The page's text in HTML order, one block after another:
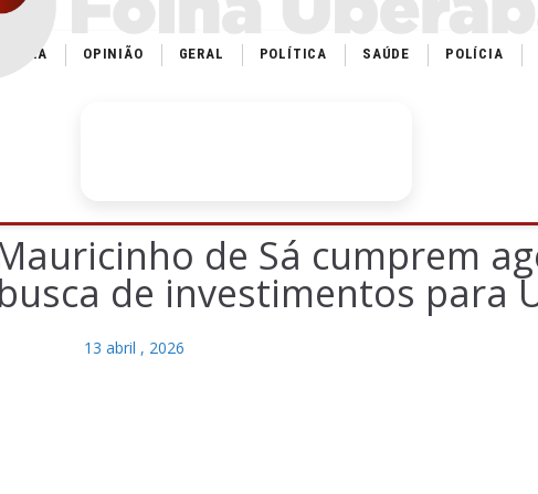
OPINIÃO GERAL POLÍTICA SAÚDE POLÍCIA
de Sá cumprem
de investimentos para
13 abril , 2026